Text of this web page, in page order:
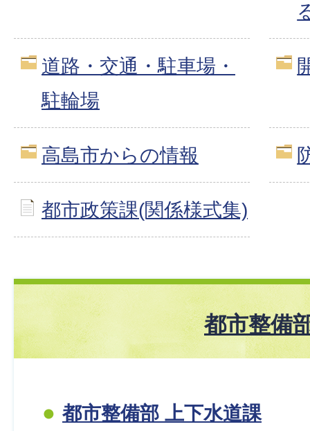
道路・交通・駐車場・
駐輪場
高島市からの情報
都市政策課(関係様式集)
都市整備
都市整備部 上下水道課